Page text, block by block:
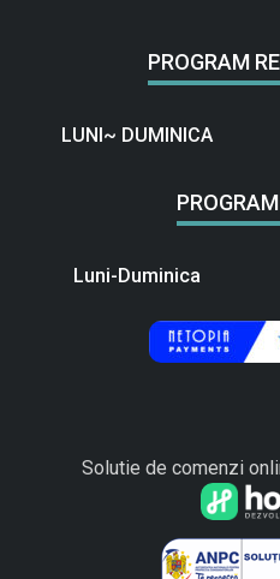
PROGRAM
LUNI~ DUMINICA
Luni-Duminica
Solutie de comenzi